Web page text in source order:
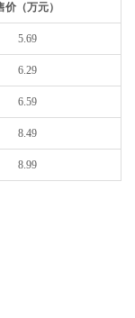
价（万元）
5.69
6.29
6.59
8.49
8.99